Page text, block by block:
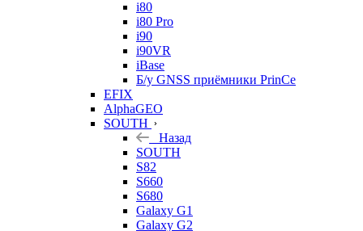
i80
i80 Pro
i90
i90VR
iBase
Б/у GNSS приёмники PrinCe
EFIX
AlphaGEO
SOUTH
Назад
SOUTH
S82
S660
S680
Galaxy G1
Galaxy G2